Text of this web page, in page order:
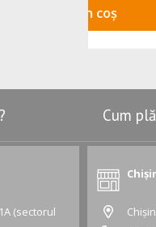
Cum
(sectorul